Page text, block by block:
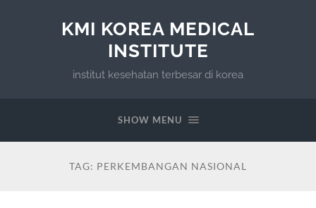
KMI KOREA MEDICAL
INSTITUTE
institut kesehatan terbesar di korea
SHOW MENU
TAG: PERKEMBANGAN NASIONAL